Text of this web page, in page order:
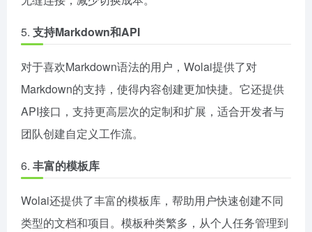
5. 支持Markdown和API
对于喜欢Markdown语法的用户，Wolai提供了对
Markdown的支持，使得内容创建更加快捷。它还提供
API接口，支持更高层次的定制和扩展，适合开发者与
团队创建自定义工作流。
6. 丰富的模板库
Wolai还提供了丰富的模板库，帮助用户快速创建不同
类型的文档和项目。模板种类繁多，从个人任务管理到